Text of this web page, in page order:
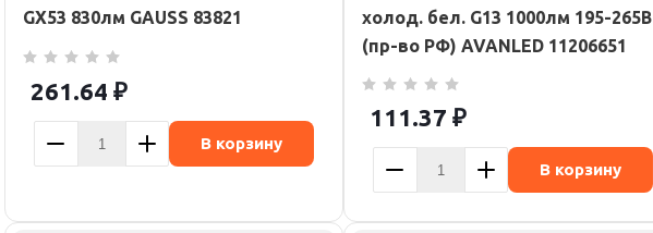
GX53 830лм GAUSS 83821
261.64 ₽
В корзину
холод. бел. G13 1000лм 195-265В
(пр-во РФ) AVANLED 11206651
111.37 ₽
В корзину